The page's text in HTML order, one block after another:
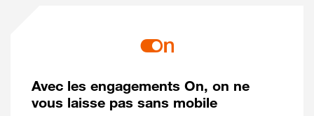
Avec les engagements On, on ne
vous laisse pas sans mobile